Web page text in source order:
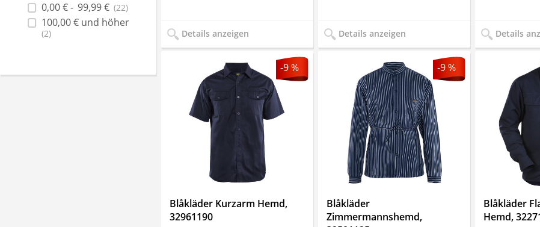
0,00 €- 99,99 € (22)
100,00 € und höher
(2) Details anzeigen Details anzeigen Details
-9 %
Blåkläder Kurzarm Hemd,
32961190
-9 %
Blåkläder
Zimmermannshemd,
Blåkläder
Hemd,